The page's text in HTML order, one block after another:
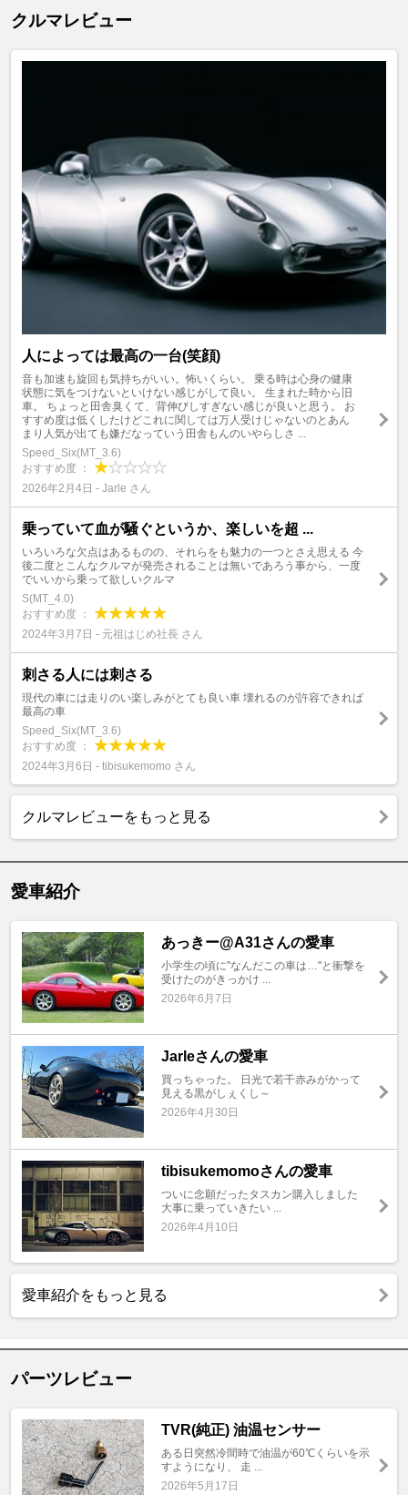
クルマレビュー
人によっては最高の一台(笑顔)
音も加速も旋回も気持ちがいい。怖いくらい。 乗る時は心身の健康
状態に気をつけないといけない感じがして良い。 生まれた時から旧
車。 ちょっと田舎臭くて、背伸びしすぎない感じが良いと思う。 お
すすめ度は低くしたけどこれに関しては万人受けじゃないのとあん
まり人気が出ても嫌だなっていう田舎もんのいやらしさ ...
Speed_Six(MT_3.6)
おすすめ度 ：
2026年2月4日 - Jarle さん
乗っていて血が騒ぐというか、楽しいを超 ...
いろいろな欠点はあるものの、それらをも魅力の一つとさえ思える 今
後二度とこんなクルマが発売されることは無いであろう事から、一度
でいいから乗って欲しいクルマ
S(MT_4.0)
おすすめ度 ：
2024年3月7日 - 元祖はじめ社長 さん
刺さる人には刺さる
現代の車には走りのい楽しみがとても良い車 壊れるのが許容できれば
最高の車
Speed_Six(MT_3.6)
おすすめ度 ：
2024年3月6日 - tibisukemomo さん
クルマレビューをもっと見る
愛車紹介
あっきー@A31さんの愛車
小学生の頃に"なんだこの車は…"と衝撃を
受けたのがきっかけ ...
2026年6月7日
Jarleさんの愛車
買っちゃった。 日光で若干赤みがかって
見える黒がしぇくし～
2026年4月30日
tibisukemomoさんの愛車
ついに念願だったタスカン購入しました
大事に乗っていきたい ...
2026年4月10日
愛車紹介をもっと見る
パーツレビュー
TVR(純正) 油温センサー
ある日突然冷間時で油温が60℃くらいを示
すようになり、 走 ...
2026年5月17日